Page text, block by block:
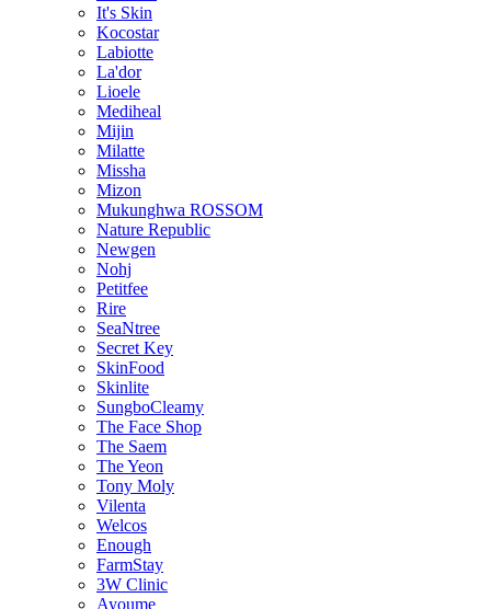
It's Skin
Kocostar
Labiotte
La'dor
Lioele
Mediheal
Mijin
Milatte
Missha
Mizon
Mukunghwa ROSSOM
Nature Republic
Newgen
Nohj
Petitfee
Rire
SeaNtree
Secret Key
SkinFood
Skinlite
SungboCleamy
The Face Shop
The Saem
The Yeon
Tony Moly
Vilenta
Welcos
Enough
FarmStay
3W Clinic
Ayoume